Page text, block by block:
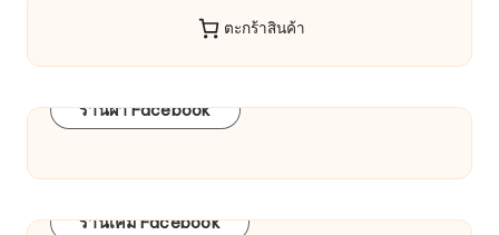
ตะกร้าสินค้า
ร้านผ้า Facebook
ร้านเคมี Facebook